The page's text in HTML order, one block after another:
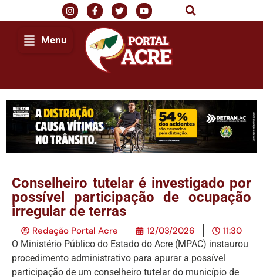
Menu
Conselheiro tutelar é investigado por
possível participação de ocupação
irregular de terras
Redação Portal Acre 12/03/2026 11:30
O Ministério Público do Estado do Acre (MPAC) instaurou
procedimento administrativo para apurar a possível
participação de um conselheiro tutelar do município de